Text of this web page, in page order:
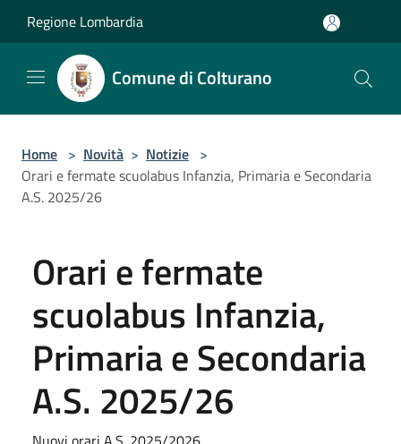
Regione Lombardia
Comune di Colturano
Home > Novità > Notizie >
Orari e fermate scuolabus Infanzia, Primaria e Secondaria
A.S. 2025/26
Orari e fermate
scuolabus Infanzia,
Primaria e Secondaria
A.S. 2025/26